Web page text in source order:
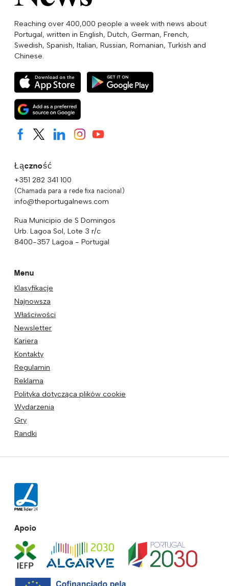
Reaching over 400,000 people a week with news about
Portugal, written in English, Dutch, German, French,
Swedish, Spanish, Italian, Russian, Romanian, Turkish and
Chinese.
Łączność
+351 282 341 100
(Chamada para a rede fixa nacional)
info@theportugalnews.com
Rua Municipio de S Domingos
Urb. Lagoa Sol, Lote 3 r/c
8400-357 Lagoa - Portugal
Menu
Klasyfikacje
Najnowsza
Właściwości
Newsletter
Kariera
Kontakty
Regulamin
Reklama
Polityka dotycząca plików cookie
Wydarzenia
Gry
Randki
Apoio